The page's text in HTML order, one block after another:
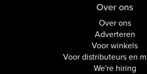
Over ons
Over ons
Adverteren
Voor winkels
Voor distributeurs en
We're hiring